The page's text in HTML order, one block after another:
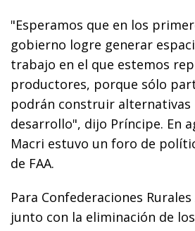
"Esperamos que en los
gobierno logre generar
trabajo en el que estemos
productores, porque sólo
podrán construir alternativas
desarrollo", dijo Príncipe. En
Macri estuvo un foro de
de FAA.
Para Confederaciones Rurales
junto con la eliminación de